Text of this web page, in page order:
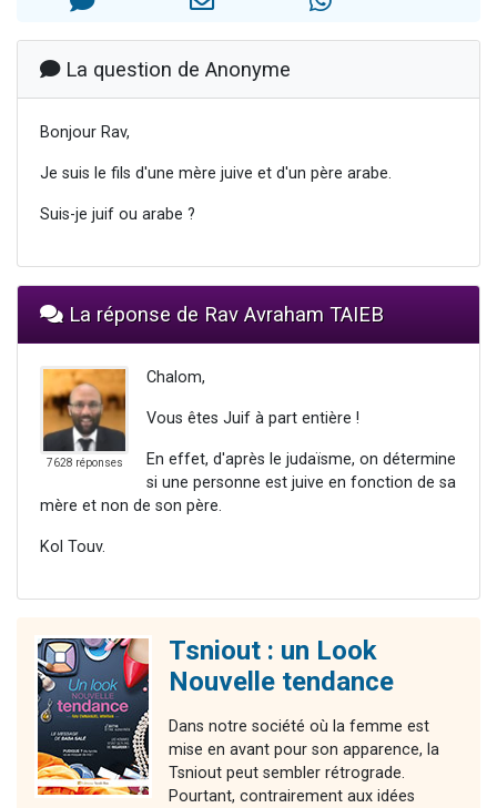
3 personnes viennent de faire un don pour 5 jours de vacances aux Orphelins
La question de Anonyme
Bonjour Rav,
Je suis le fils d'une mère juive et d'un père arabe.
Suis-je juif ou arabe ?
La réponse de Rav Avraham TAIEB
7628 réponses
Chalom,
Vous êtes Juif à part entière !
En effet, d'après le judaïsme, on détermine
si une personne est juive en fonction de sa
mère et non de son père.
Kol Touv.
Tsniout : un Look
Nouvelle tendance
Dans notre société où la femme est
mise en avant pour son apparence, la
Tsniout peut sembler rétrograde.
Pourtant, contrairement aux idées